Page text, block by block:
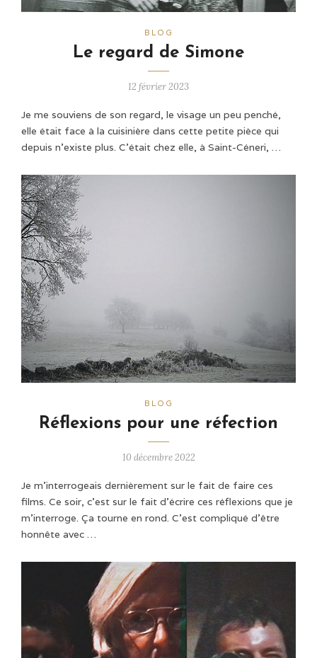
BLOG
Le regard de Simone
12 février 2023
Je me souviens de son regard, le visage un peu penché,
elle était face à la cuisinière dans cette petite pièce qui
depuis n’existe plus. C’était chez elle, à Saint-Céneri, …
BLOG
Réflexions pour une réfection
10 décembre 2022
Je m’interrogeais dernièrement sur le fait de faire ces
films. Ce soir, c’est sur le fait d’écrire ces réflexions que je
m’interroge. Ça tourne en rond. C’est compliqué d’être
honnête avec …